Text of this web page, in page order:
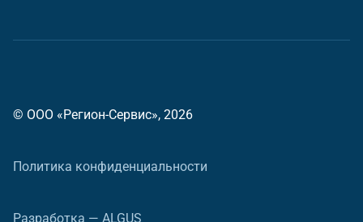
© ООО «Регион-Сервис», 2026
Политика конфиденциальности
Разработка — ALGUS